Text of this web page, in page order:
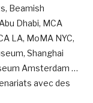
Beamish
Dhabi, MCA
LA, MoMA NYC,
Shanghai
Amsterdam …
avec des